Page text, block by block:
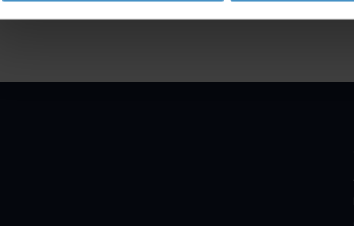
verstrekt of die ze hebben verzameld op basis van uw gebruik